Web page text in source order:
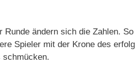
Runde ändern sich die Zahlen.
Spieler mit der Krone des
schmücken.